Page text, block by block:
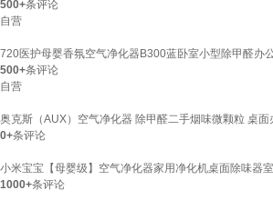
500+条评论
自营
720医护母婴香氛空气净化器B300蓝卧室小型除甲醛办
500+条评论
自营
奥克斯（AUX）空气净化器 除甲醛二手烟味微颗粒 桌
0+条评论
小米宝宝【母婴级】空气净化器家用净化机桌面除味器
1000+条评论